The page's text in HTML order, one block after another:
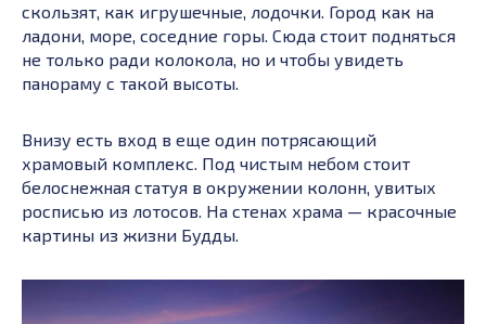
скользят, как игрушечные, лодочки. Город как на
ладони, море, соседние горы. Сюда стоит подняться
не только ради колокола, но и чтобы увидеть
панораму с такой высоты.
Внизу есть вход в еще один потрясающий
храмовый комплекс. Под чистым небом стоит
белоснежная статуя в окружении колонн, увитых
росписью из лотосов. На стенах храма — красочные
картины из жизни Будды.